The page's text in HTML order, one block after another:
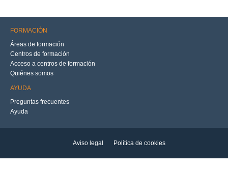
FORMACIÓN
Áreas de formación
Centros de formación
Acceso a centros de formación
Quiénes somos
AYUDA
Preguntas frecuentes
Ayuda
Aviso legal Política de cookies